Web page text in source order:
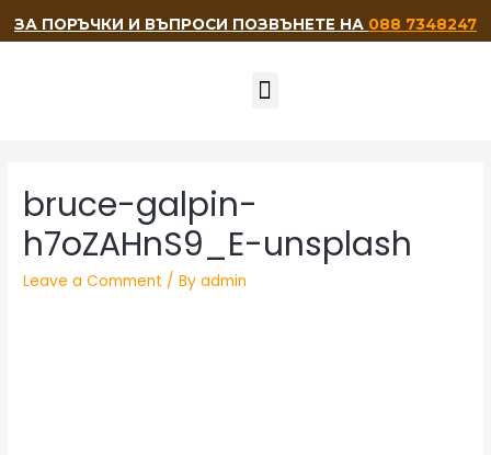
ЗА ПОРЪЧКИ И ВЪПРОСИ ПОЗВЪНЕТЕ НА 088 7348247
bruce-galpin-
h7oZAHnS9_E-unsplash
Leave a Comment / Byadmin